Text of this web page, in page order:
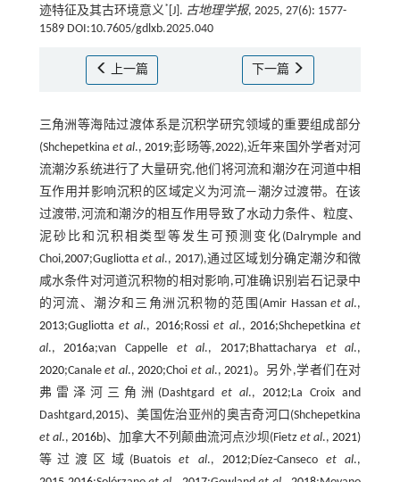
迹特征及其古环境意义* [J]. 古地理学报, 2025, 27(6): 1577-
1589 DOI:10.7605/gdlxb.2025.040
上一篇 下一篇
三角洲等海陆过渡体系是沉积学研究领域的重要组成部分
(Shchepetkina et al.,2019;彭旸等,2022),近年来国外学者对河
流潮汐系统进行了大量研究,他们将河流和潮汐在河道中相
互作用并影响沉积的区域定义为河流—潮汐过渡带。在该
过渡带,河流和潮汐的相互作用导致了水动力条件、粒度、
泥砂比和沉积相类型等发生可预测变化(Dalrymple and
Choi,2007;Gugliotta et al., 2017),通过区域划分确定潮汐和微
咸水条件对河道沉积物的相对影响,可准确识别岩石记录中
的河流、潮汐和三角洲沉积物的范围(Amir Hassan et al.,
2013;Gugliotta et al., 2016;Rossiet al.,2016;Shchepetkinaet
al.,2016a;van Cappelle et al.,2017;Bhattacharya et al.,
2020;Canaleet al.,2020;Choi et al.,2021)。另外,学者们在对
弗雷泽河三角洲(Dashtgardet al.,2012;La Croix and
Dashtgard,2015)、美国佐治亚州的奥吉奇河口(Shchepetkina
et al., 2016b)、加拿大不列颠曲流河点沙坝(Fietzet al.,2021)
等过渡区域(Buatoiset al., 2012;Díez-Cansecoet al.,